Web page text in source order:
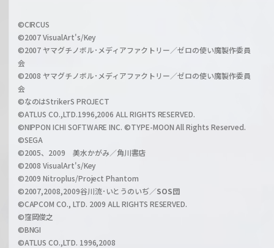
a
r
z
i
l
h
a
n
l
©CIRCUS
©2007 VisualArt's/Key
©2007 ヤマグチノボル･メディアファクトリー／ゼロの使い魔製作委員
会
©2008 ヤマグチノボル･メディアファクトリー／ゼロの使い魔製作委員
会
©なのはStrikerS PROJECT
©ATLUS CO.,LTD.1996,2006 ALL RIGHTS RESERVED.
©NIPPON ICHI SOFTWARE INC. ©TYPE-MOON All Rights Reserved.
©SEGA
©2005、2009 美水かがみ／角川書店
©2008 VisualArt's/Key
©2009 Nitroplus/Project Phantom
©2007,2008,2009谷川流･いとうのいぢ／SOS団
©CAPCOM CO., LTD. 2009 ALL RIGHTS RESERVED.
©窪岡俊之
©BNGI
©ATLUS CO.,LTD. 1996,2008